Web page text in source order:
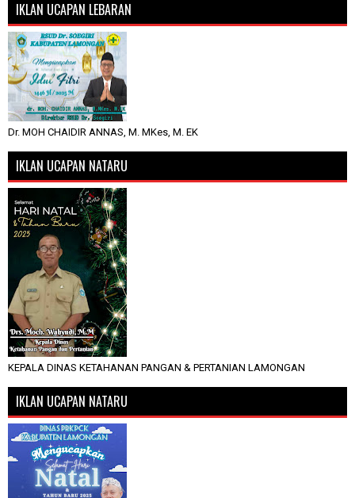
IKLAN UCAPAN LEBARAN
Dr. MOH CHAIDIR ANNAS, M. MKes, M. EK
IKLAN UCAPAN NATARU
KEPALA DINAS KETAHANAN PANGAN & PERTANIAN LAMONGAN
IKLAN UCAPAN NATARU